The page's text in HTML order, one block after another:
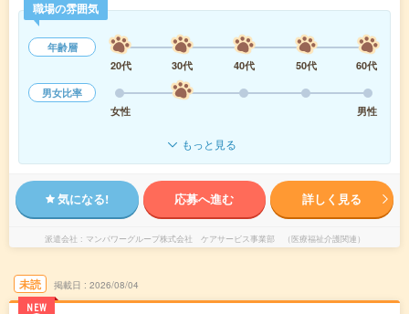
職場の雰囲気
年齢層
20代
30代 40代 50代
60代
男女比率
女性
男性
もっと見る
気になる! 応募へ進む 詳しく見る
派遣会社 マンパワーグループ株式会社 ケアサービス事業部 （医療福祉介護関連）
未読
NEW
掲載日 2026/08/04